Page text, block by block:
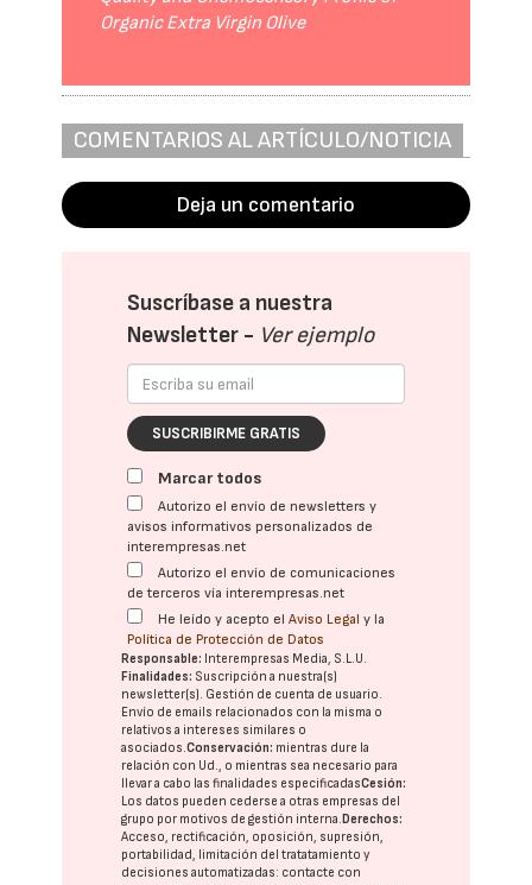
Organic Extra Virgin Olive
COMENTARIOS AL ARTÍCULO/NOTICIA
Deja un comentario
Suscríbase a nuestra
Newsletter - Ver ejemplo
SUSCRIBIRME GRATIS
Marcar todos
Autorizo el envío de newsletters y
avisos informativos personalizados de
interempresas.net
Autorizo el envío de comunicaciones
de terceros vía interempresas.net
He leído y acepto elAviso Legal y la
Política de Protección de Datos
Responsable: Interempresas Media, S.L.U.
Finalidades: Suscripción a nuestra(s)
newsletter(s). Gestión de cuenta de usuario.
Envío de emails relacionados con la misma o
relativos a intereses similares o
asociados.Conservación: mientras dure la
relación con Ud., o mientras sea necesario para
llevar a cabo las finalidades especificadasCesión:
Los datos pueden cederse a otras empresas del
grupo por motivos de gestión interna. Derechos:
Acceso, rectificación, oposición, supresión,
portabilidad, limitación del tratatamiento y
decisiones automatizadas: contacte con